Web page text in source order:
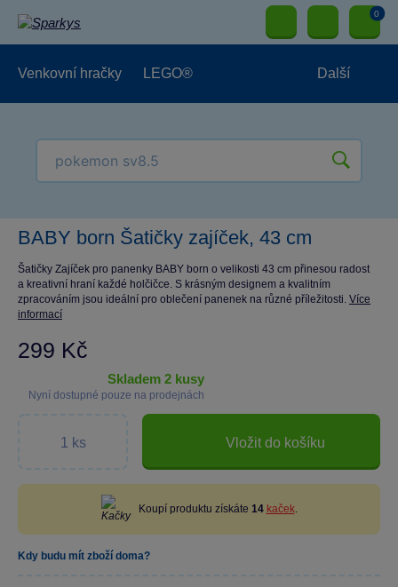
0
Venkovní hračky LEGO® Další
BABY born Šatičky zajíček, 43 cm
Šatičky Zajíček pro panenky BABY born o velikosti 43 cm přinesou radost
a kreativní hraní každé holčičce. S krásným designem a kvalitním
zpracováním jsou ideální pro oblečení panenek na různé příležitosti. Více
informací
299 Kč
skladem 2 kusy
Nyní dostupné pouze na prodejnách
Vložit do košíku
Koupí produktu získáte 14 kaček.
Kdy budu mít zboží doma?